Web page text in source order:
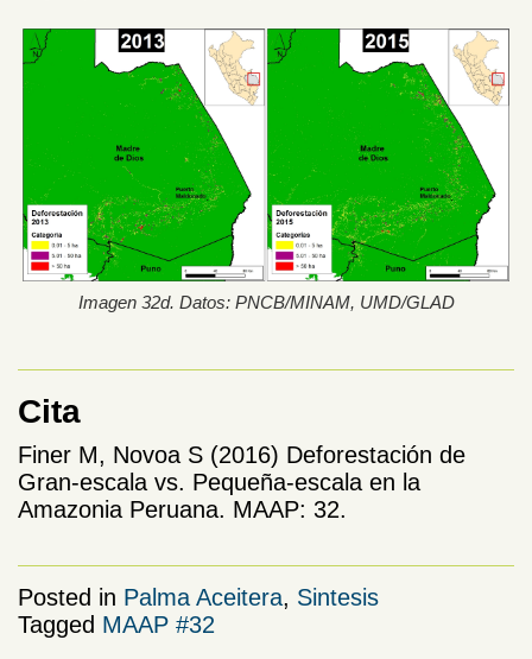
Imagen 32d. Datos: PNCB/MINAM, UMD/GLAD
Cita
Finer M, Novoa S (2016) Deforestación de
Gran-escala vs. Pequeña-escala en la
Amazonia Peruana. MAAP: 32.
Posted in Palma Aceitera, Sintesis
Tagged MAAP #32